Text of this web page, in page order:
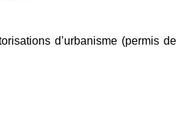
d’urbanisme (permis de